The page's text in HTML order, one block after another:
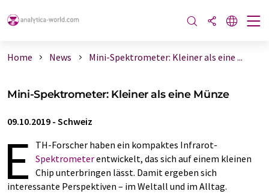
Home News Mini-Spektrometer: Kleiner als eine ...
Mini-Spektrometer: Kleiner als eine Münze
09.10.2019 - Schweiz
E
TH-Forscher haben ein kompaktes Infrarot-
Spektrometerentwickelt, das sich auf einem kleinen
Chip unterbringen lässt. Damit ergeben sich
interessante Perspektiven – im Weltall und im Alltag.